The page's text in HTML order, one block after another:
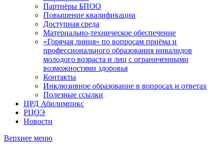
Партнёры БПОО
Повышение квалификации
Доступная среда
Материально-техническое обеспечение
«Горячая линия» по вопросам приёма и
профессионального образования инвалидов
молодого возраста и лиц с ограниченными
возможностями здоровья
Контакты
Инклюзивное образование в вопросах и ответах
Полезные ссылки
ЦРД Абилимпикс
РЦОЭ
Новости
Верхнее меню